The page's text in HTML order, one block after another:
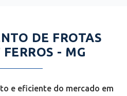
DE FROTAS
- MG
e eficiente do mercado em